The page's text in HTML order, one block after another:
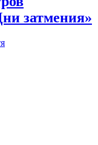
затмения»